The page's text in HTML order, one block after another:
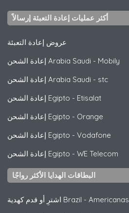
أكثر عمليات إعادة التعبئة إرسالاً
عروض إعادة التعبئة
إعادة الشحن Arabia Saudi - Mobily
إعادة الشحن Arabia Saudi - stc
إعادة الشحن Egipto - Etisalat
إعادة الشحن Egipto - Orange
إعادة الشحن Egipto - Vodafone
إعادة الشحن Egipto - WE Telecom
البطاقات الهدايا الأكثر رواجًا
اشترِ أو قدم كهدية Brazil - Americanas